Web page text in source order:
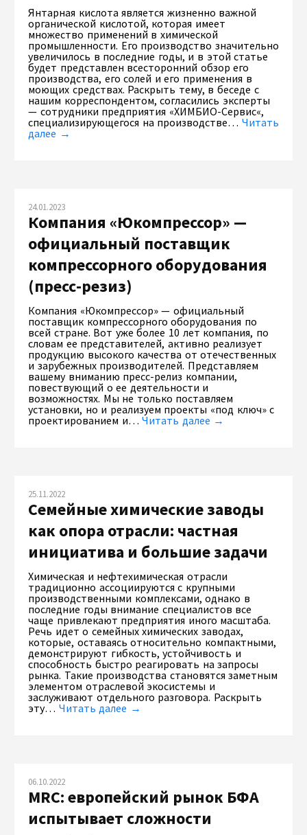
Янтарная кислота является жизненно важной
органической кислотой, которая имеет
множество применений в химической
промышленности. Его производство значительно
увеличилось в последние годы, и в этой статье
будет представлен всесторонний обзор его
производства, его солей и его применения в
моющих средствах. Раскрыть тему, в беседе с
нашим корреспондентом, согласились эксперты
— сотрудники предприятия «ХИМБИО-Сервис«,
специализирующегося на производстве… Читать
далее →
24.01.2023
Компания «Юкомпрессор» —
официальный поставщик
компрессорного оборудования
(пресс-резиз)
Компания «Юкомпрессор» — официальный
поставщик компрессорного оборудования по
всей стране. Вот уже более 10 лет компания, по
словам ее представителей, активно реализует
продукцию высокого качества от отечественных
и зарубежных производителей. Представляем
вашему вниманию пресс-релиз компании,
повествующий о ее деятельности и
возможностях. Мы не только поставляем
установки, но и реализуем проекты «под ключ» с
проектированием и…Читать далее →
25.11.2022
Семейные химические заводы
как опора отрасли: частная
инициатива и большие задачи
Химическая и нефтехимическая отрасли
традиционно ассоциируются с крупными
производственными комплексами, однако в
последние годы внимание специалистов все
чаще привлекают предприятия иного масштаба.
Речь идет о семейных химических заводах,
которые, оставаясь относительно компактными,
демонстрируют гибкость, устойчивость и
способность быстро реагировать на запросы
рынка. Такие производства становятся заметным
элементом отраслевой экосистемы и
заслуживают отдельного разговора. Раскрыть
эту… Читать далее →
06.10.2022
MRC: европейский рынок БФА
испытывает сложности